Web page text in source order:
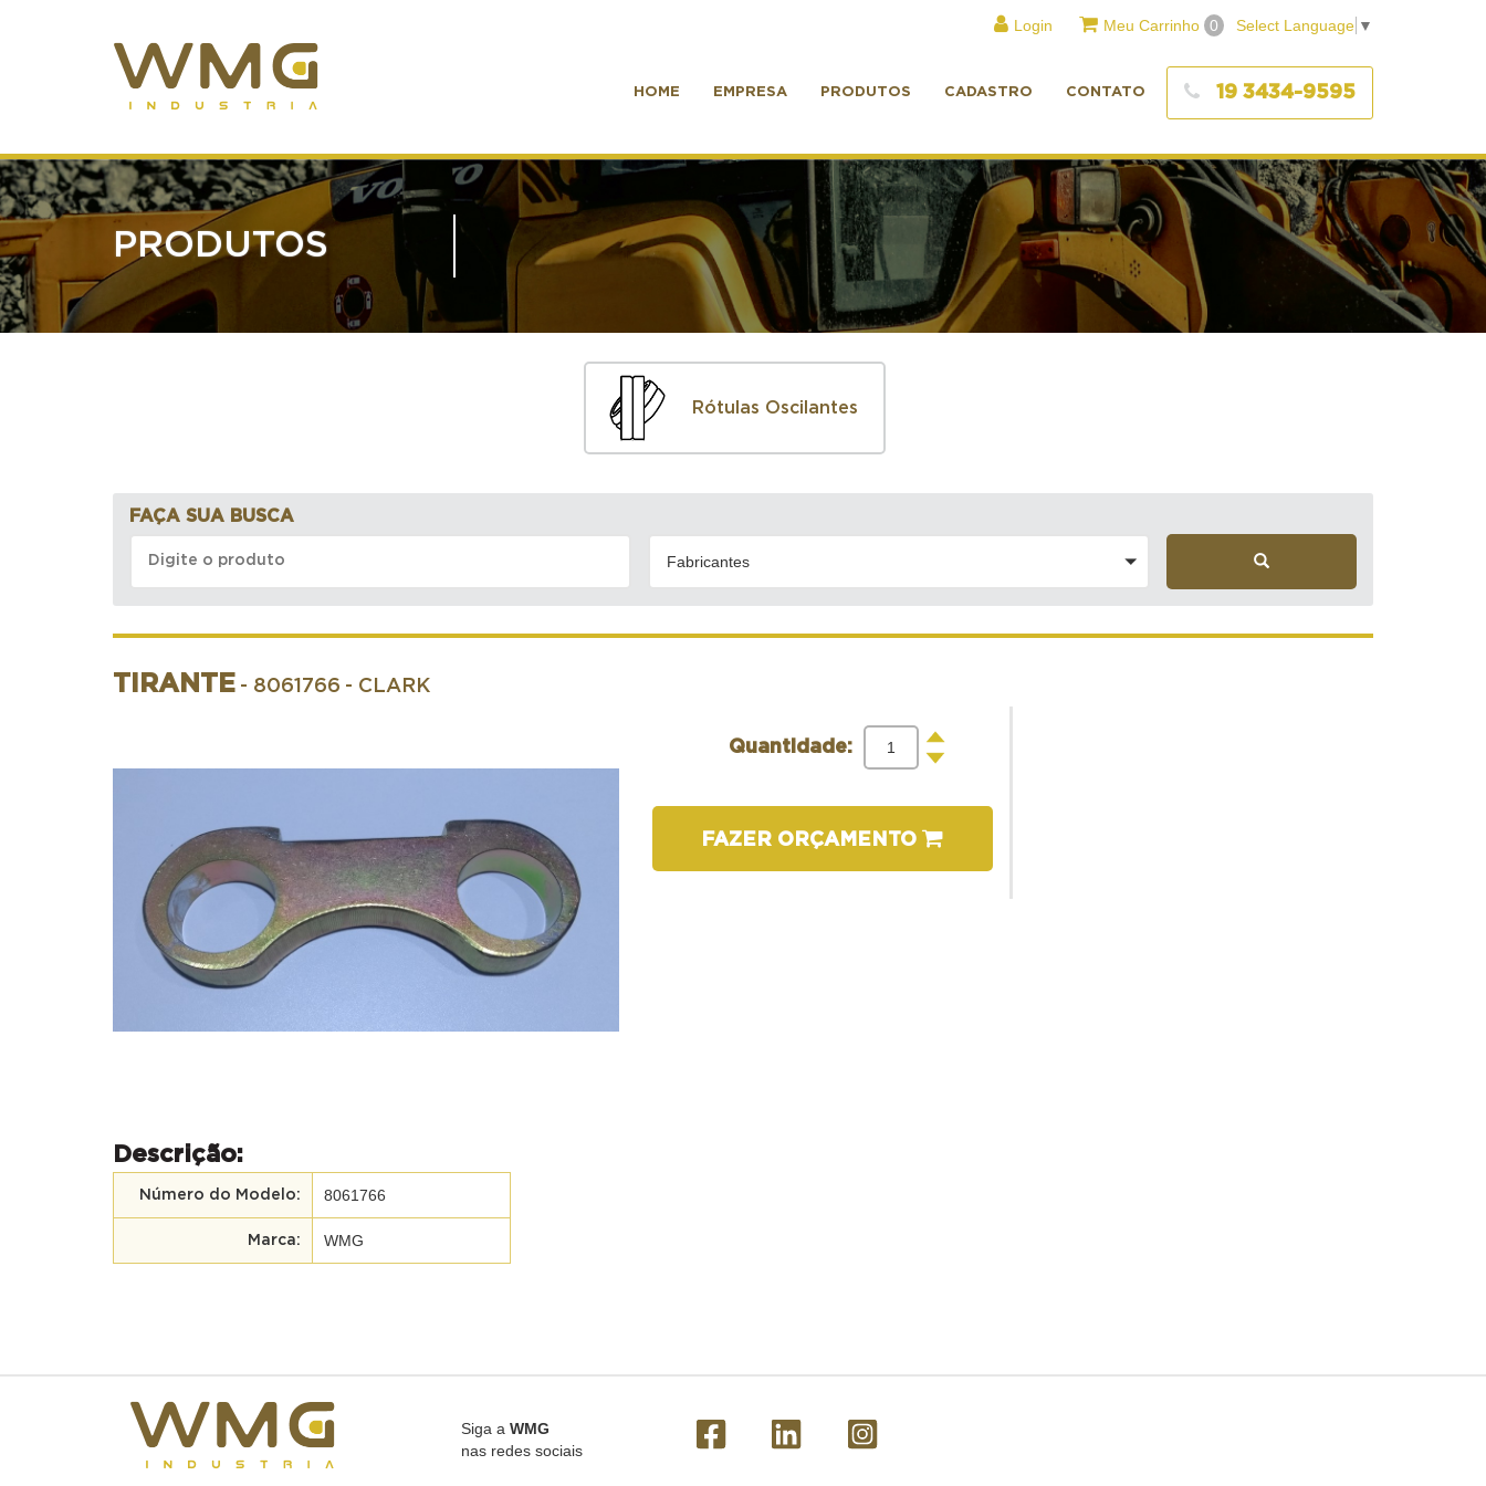
Login Meu Carrinho 0 Select Language ▼
HOME EMPRESA PRODUTOS CADASTRO CONTATO 19 3434-9595
PRODUTOS
Rótulas Oscilantes
FAÇA SUA BUSCA
Fabricantes
TIRANTE - 8061766 - CLARK
Quantidade:
+
-
FAZER ORÇAMENTO
Descrição:
Número do Modelo: 8061766
Marca: WMG
Siga a WMG
nas redes sociais